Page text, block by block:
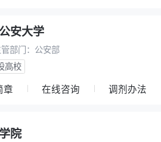
安大学
部门： 公安部
高校
章 在线咨询 调剂办法
院